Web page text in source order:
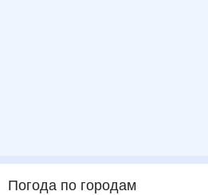
Погода по городам